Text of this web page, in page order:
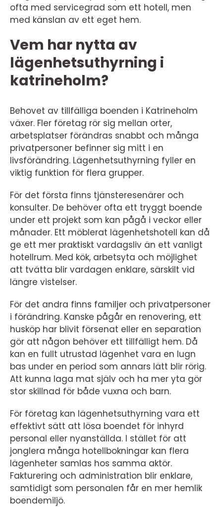
ofta med servicegrad som ett hotell, men
med känslan av ett eget hem.
Vem har nytta av
lägenhetsuthyrning i
katrineholm?
Behovet av tillfälliga boenden i Katrineholm
växer. Fler företag rör sig mellan orter,
arbetsplatser förändras snabbt och många
privatpersoner befinner sig mitt i en
livsförändring. Lägenhetsuthyrning fyller en
viktig funktion för flera grupper.
För det första finns tjänsteresenärer och
konsulter. De behöver ofta ett tryggt boende
under ett projekt som kan pågå i veckor eller
månader. Ett möblerat lägenhetshotell kan då
ge ett mer praktiskt vardagsliv än ett vanligt
hotellrum. Med kök, arbetsyta och möjlighet
att tvätta blir vardagen enklare, särskilt vid
längre vistelser.
För det andra finns familjer och privatpersoner
i förändring. Kanske pågår en renovering, ett
husköp har blivit försenat eller en separation
gör att någon behöver ett tillfälligt hem. Då
kan en fullt utrustad lägenhet vara en lugn
bas under en period som annars lätt blir rörig.
Att kunna laga mat själv och ha mer yta gör
stor skillnad för både vuxna och barn.
För företag kan lägenhetsuthyrning vara ett
effektivt sätt att lösa boendet för inhyrd
personal eller nyanställda. I stället för att
jonglera många hotellbokningar kan flera
lägenheter samlas hos samma aktör.
Fakturering och administration blir enklare,
samtidigt som personalen får en mer hemlik
boendemiljö.